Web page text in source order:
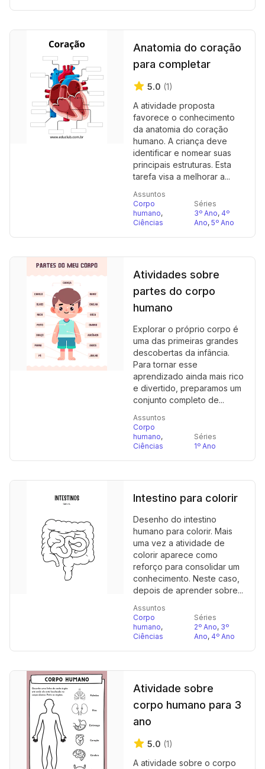
Anatomia do coração
para completar
5.0 (1)
A atividade proposta
favorece o conhecimento
da anatomia do coração
humano. A criança deve
identificar e nomear suas
principais estruturas. Esta
tarefa visa a melhorar a...
Assuntos
Corpo
humano,
Ciências
Séries
3º Ano, 4º
Ano, 5º Ano
Atividades sobre
partes do corpo
humano
Explorar o próprio corpo é
uma das primeiras grandes
descobertas da infância.
Para tornar esse
aprendizado ainda mais rico
e divertido, preparamos um
conjunto completo de...
Assuntos
Corpo
humano,
Ciências
Séries
1º Ano
Intestino para colorir
Desenho do intestino
humano para colorir. Mais
uma vez a atividade de
colorir aparece como
reforço para consolidar um
conhecimento. Neste caso,
depois de aprender sobre...
Assuntos
Corpo
humano,
Ciências
Séries
2º Ano, 3º
Ano, 4º Ano
Atividade sobre
corpo humano para 3
ano
5.0 (1)
A atividade sobre o corpo